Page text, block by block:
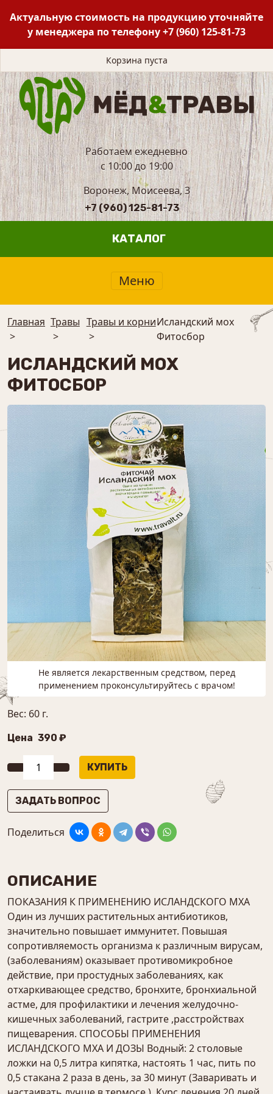
Актуальную стоимость на продукцию уточняйте
у менеджера по телефону+7 (960) 125-81-73
Корзина пуста
Работаем ежедневно
с 10:00 до 19:00
Воронеж, Моисеева, 3
+7 (960) 125-81-73
КАТАЛОГ
Меню
Главная
>
Травы
>
Травы и корни
>
Исландский мох
Фитосбор
ИСЛАНДСКИЙ МОХ
ФИТОСБОР
Не является лекарственным средством, перед
применением проконсультируйтесь с врачом!
Вес: 60 г.
Цена 390 ₽
ЗАДАТЬ ВОПРОС
Поделиться
ОПИСАНИЕ
ПОКАЗАНИЯ К ПРИМЕНЕНИЮ ИСЛАНДСКОГО МХА
Один из лучших растительных антибиотиков,
значительно повышает иммунитет. Повышая
сопротивляемость организма к различным вирусам,
(заболеваниям) оказывает противомикробное
действие, при простудных заболеваниях, как
отхаркивающее средство, бронхите, бронхиальной
астме, для профилактики и лечения желудочно-
кишечных заболеваний, гастрите ,расстройствах
пищеварения. СПОСОБЫ ПРИМЕНЕНИЯ
ИСЛАНДСКОГО МХА И ДОЗЫ Водный: 2 столовые
ложки на 0,5 литра кипятка, настоять 1 час, пить по
0,5 стакана 2 раза в день, за 30 минут (Заваривать и